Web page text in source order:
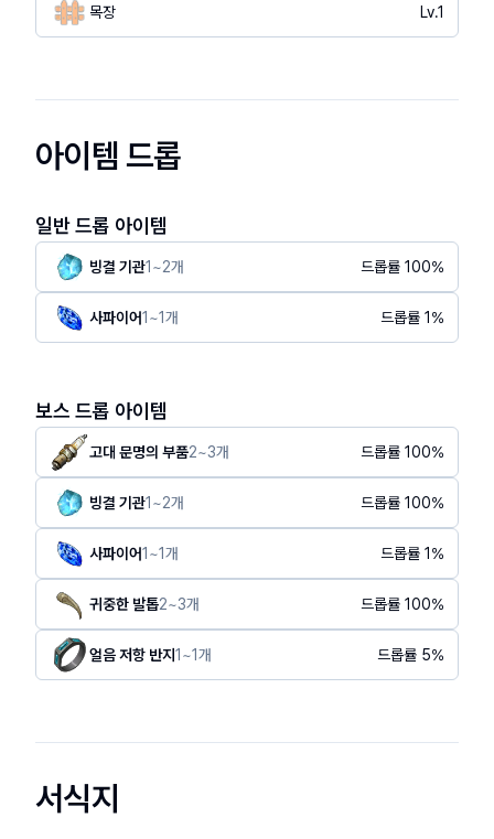
목장 Lv.1
아이템 드롭
일반 드롭 아이템
빙결 기관1 ~2개 드롭률 100%
사파이어1 ~1개 드롭률 1 %
보스 드롭 아이템
고대 문명의 부품2~3개 드롭률 100%
빙결 기관1 ~2개 드롭률 100%
사파이어1 ~1개 드롭률 1 %
귀중한 발톱2~3개 드롭률 100%
얼음 저항 반지1 ~1개 드롭률 5%
서식지